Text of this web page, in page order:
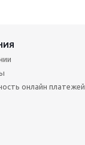
онлайн платежей